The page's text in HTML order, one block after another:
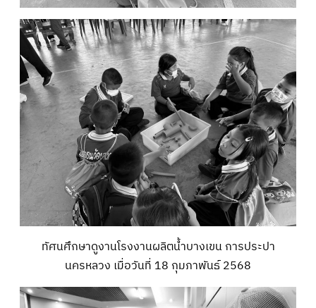
ทัศนศึกษาดูงานโรงงานผลิตน้ำบางเขน การประปา
นครหลวง เมื่อวันที่ 18 กุมภาพันธ์ 2568